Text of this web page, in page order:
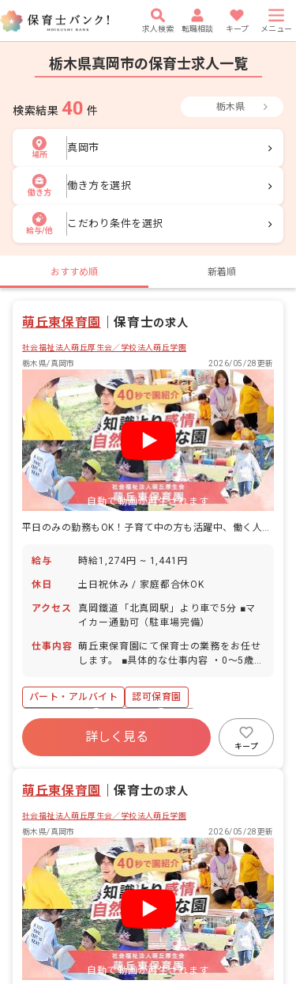
求人検索 転職相談 キープ メニュー
栃木県真岡市の保育士求人一覧
検索結果 40 件 栃木県
場所
真岡市
働き方
働き方を選択
給与/他
こだわり条件を選択
おすすめ順 新着順
萌丘東保育園 ｜保育士の求人
社会福祉法人萌丘厚生会／学校法人萌丘学園
栃木県/真岡市
2026/05/28更新
自動で動画が再生されます
平日のみの勤務もOK！子育て中の方も活躍中、働く人の安心も大切に♪
給与 時給1,274円 ~ 1,441円
休日 土日祝休み / 家庭都合休OK
アクセス
真岡鐵道「北真岡駅」より車で5分 ■マ
イカー通勤可（駐車場完備）
仕事内容 萌丘東保育園にて保育士の業務をお任せ
します。 ■具体的な仕事内容 ・0～5歳児
備・実施 ・環境整備等 ※3～5歳児クラ
スは、日々の保育、行事の計画や準備、
園外保育の引率等、幼稚園・保育園の保
育者が協力し合って運営していきます。
パート・アルバイト
認可保育園
社会保険完備
土日祝休み
有給
福利厚生充実
退職金制度
残業少なめ
詳しく見る
キープ
萌丘東保育園 ｜保育士の求人
社会福祉法人萌丘厚生会／学校法人萌丘学園
栃木県/真岡市
2026/05/28更新
自動で動画が再生されます